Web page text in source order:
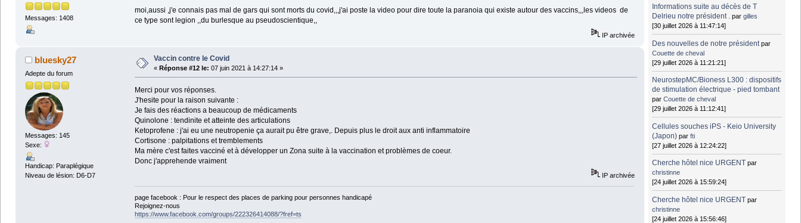
Messages: 1408
moi,aussi ,j'e connais pas mal de gars qui sont morts du covid,,,j'ai poste la video pour dire toute la paranoia qui existe autour des vaccins,,,les videos de
ce type sont legion ,,du burlesque au pseudoscientique,,
IP archivée
bluesky27
Adepte du forum
Messages: 145
Sexe:
Handicap: Paraplégique
Niveau de lésion: D6-D7
Vaccin contre le Covid
« Réponse #12 le: 07 juin 2021 à 14:27:14 »
Merci pour vos réponses.
J'hesite pour la raison suivante :
Je fais des réactions a beaucoup de médicaments
Quinolone : tendinite et atteinte des articulations
Ketoprofene : j'ai eu une neutropenie ça aurait pu être grave,. Depuis plus le droit aux anti inflammatoire
Cortisone : palpitations et tremblements
Ma mère c'est faites vacciné et à développer un Zona suite à la vaccination et problèmes de coeur.
Donc j'apprehende vraiment
IP archivée
page facebook : Pour le respect des places de parking pour personnes handicapé
Rejoignez-nous
https://www.facebook.com/groups/222326414088/?fref=ts
Informations suite au décès de T
Delrieu notre président . pargilles
[30 juillet 2026 à 11:47:14]
Des nouvelles de notre président par
Couette de cheval
[29 juillet 2026 à 11:21:21]
NeurostepMC/Bioness L300 : dispositifs
de stimulation électrique - pied tombant
parCouette de cheval
[29 juillet 2026 à 11:12:41]
Cellules souches iPS - Keio University
(Japon) parfti
[27 juillet 2026 à 12:24:22]
Cherche hôtel nice URGENT par
christinne
[24 juillet 2026 à 15:59:24]
Cherche hôtel nice URGENT par
christinne
[24 juillet 2026 à 15:56:46]